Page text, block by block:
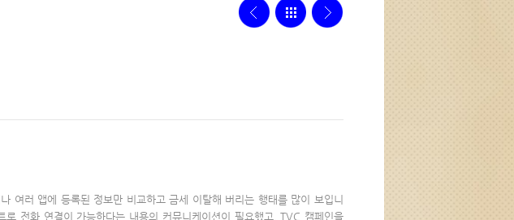
여러 앱에 등록된 정보만 비교하고 금세 이탈해 버리는 행태를 많이 보입니
전화 연결이 가능하다는 내용의 커뮤니케이션이 필요했고, TVC 캠페인을